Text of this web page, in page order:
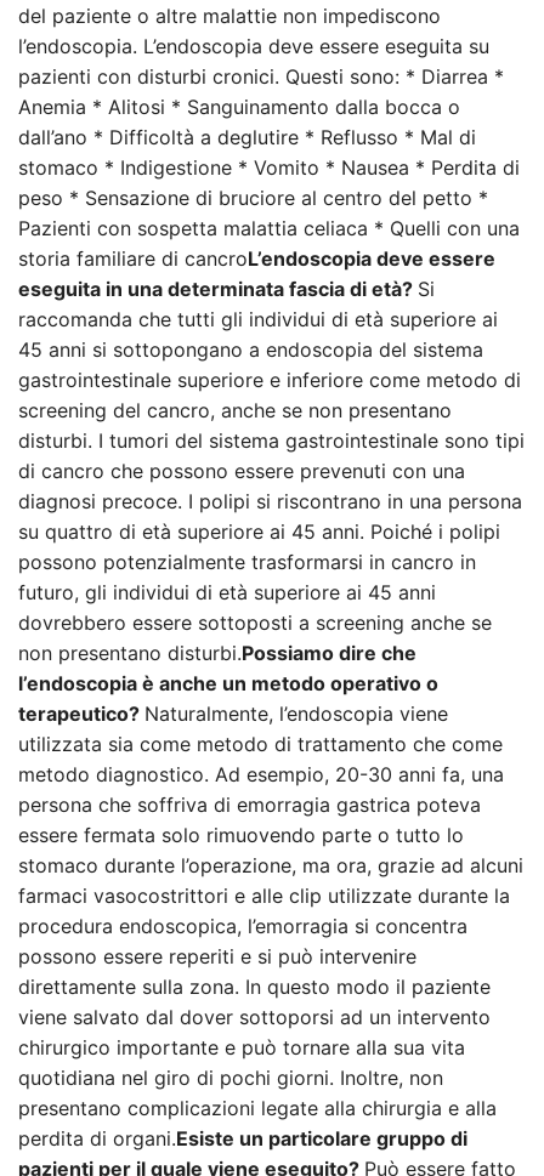
del paziente o altre malattie non impediscono
l’endoscopia. L’endoscopia deve essere eseguita su
pazienti con disturbi cronici. Questi sono: * Diarrea *
Anemia * Alitosi * Sanguinamento dalla bocca o
dall’ano * Difficoltà a deglutire * Reflusso * Mal di
stomaco * Indigestione * Vomito * Nausea * Perdita di
peso * Sensazione di bruciore al centro del petto *
Pazienti con sospetta malattia celiaca * Quelli con una
storia familiare di cancroL’endoscopia deve essere
eseguita in una determinata fascia di età? Si
raccomanda che tutti gli individui di età superiore ai
45 anni si sottopongano a endoscopia del sistema
gastrointestinale superiore e inferiore come metodo di
screening del cancro, anche se non presentano
disturbi. I tumori del sistema gastrointestinale sono tipi
di cancro che possono essere prevenuti con una
diagnosi precoce. I polipi si riscontrano in una persona
su quattro di età superiore ai 45 anni. Poiché i polipi
possono potenzialmente trasformarsi in cancro in
futuro, gli individui di età superiore ai 45 anni
dovrebbero essere sottoposti a screening anche se
non presentano disturbi.Possiamo dire che
l’endoscopia è anche un metodo operativo o
terapeutico? Naturalmente, l’endoscopia viene
utilizzata sia come metodo di trattamento che come
metodo diagnostico. Ad esempio, 20-30 anni fa, una
persona che soffriva di emorragia gastrica poteva
essere fermata solo rimuovendo parte o tutto lo
stomaco durante l’operazione, ma ora, grazie ad alcuni
farmaci vasocostrittori e alle clip utilizzate durante la
procedura endoscopica, l’emorragia si concentra
possono essere reperiti e si può intervenire
direttamente sulla zona. In questo modo il paziente
viene salvato dal dover sottoporsi ad un intervento
chirurgico importante e può tornare alla sua vita
quotidiana nel giro di pochi giorni. Inoltre, non
presentano complicazioni legate alla chirurgia e alla
perdita di organi.Esiste un particolare gruppo di
pazienti per il quale viene eseguito? Può essere fatto